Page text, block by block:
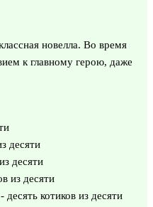
новелла. Во время
к главному герою, даже
десяти
десяти
из десяти
котиков из десяти